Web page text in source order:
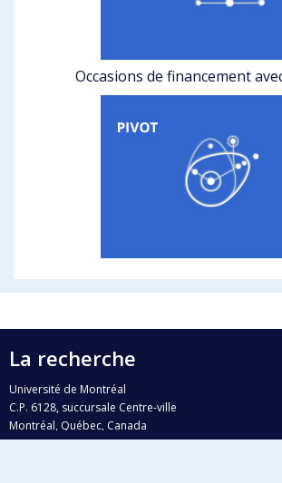
Occasions de financement
La recherche
Université de Montréal
C.P. 6128, succursale Centre-ville
Montréal, Québec, Canada
H3C 3J7